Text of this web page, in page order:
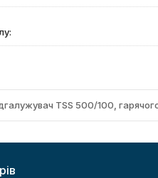
TSS 500/100,